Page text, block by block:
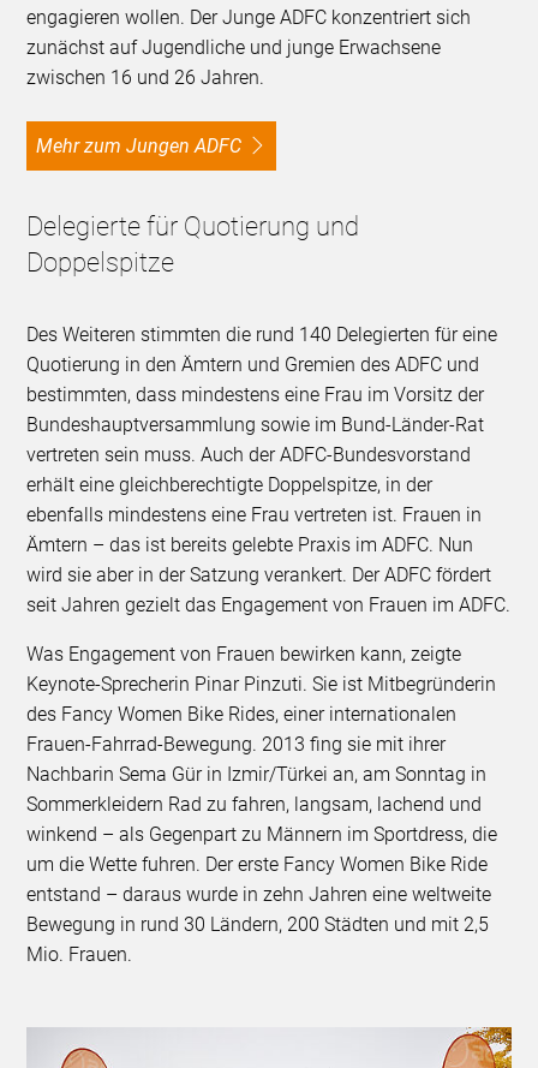
engagieren wollen. Der Junge ADFC konzentriert sich
zunächst auf Jugendliche und junge Erwachsene
zwischen 16 und 26 Jahren.
Mehr zum Jungen ADFC
Delegierte für Quotierung und
Doppelspitze
Des Weiteren stimmten die rund 140 Delegierten für eine
Quotierung in den Ämtern und Gremien des ADFC und
bestimmten, dass mindestens eine Frau im Vorsitz der
Bundeshauptversammlung sowie im Bund-Länder-Rat
vertreten sein muss. Auch der ADFC-Bundesvorstand
erhält eine gleichberechtigte Doppelspitze, in der
ebenfalls mindestens eine Frau vertreten ist. Frauen in
Ämtern – das ist bereits gelebte Praxis im ADFC. Nun
wird sie aber in der Satzung verankert. Der ADFC fördert
seit Jahren gezielt das Engagement von Frauen im ADFC.
Was Engagement von Frauen bewirken kann, zeigte
Keynote-Sprecherin Pinar Pinzuti. Sie ist Mitbegründerin
des Fancy Women Bike Rides, einer internationalen
Frauen-Fahrrad-Bewegung. 2013 fing sie mit ihrer
Nachbarin Sema Gür in Izmir/Türkei an, am Sonntag in
Sommerkleidern Rad zu fahren, langsam, lachend und
winkend – als Gegenpart zu Männern im Sportdress, die
um die Wette fuhren. Der erste Fancy Women Bike Ride
entstand – daraus wurde in zehn Jahren eine weltweite
Bewegung in rund 30 Ländern, 200 Städten und mit 2,5
Mio. Frauen.